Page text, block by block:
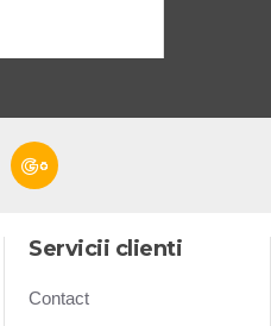
Servicii clienti
Contact